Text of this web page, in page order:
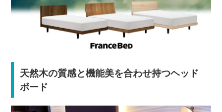
天然木の質感と機能美を合わせ持つヘッド
ボード